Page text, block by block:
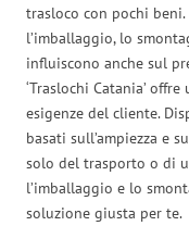
trasloco con pochi
l’imballaggio, lo
influiscono anche sul
‘Traslochi Catania’
esigenze del cliente.
basati sull’ampiezza e
solo del trasporto o di
l’imballaggio e lo
soluzione giusta per te.